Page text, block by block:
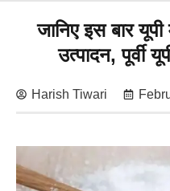
जानिए इस बार यूपी
उत्पादन, पूर्वी
Harish Tiwari